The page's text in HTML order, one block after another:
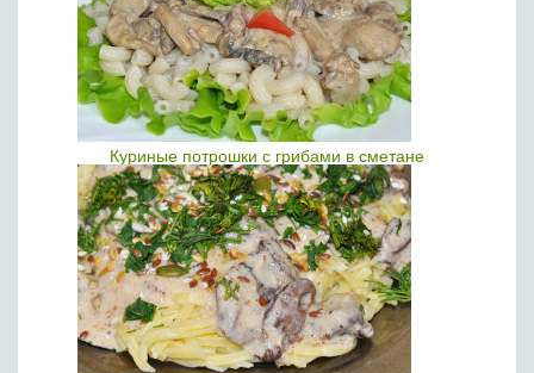
Куриные потрошки с грибами в сметане